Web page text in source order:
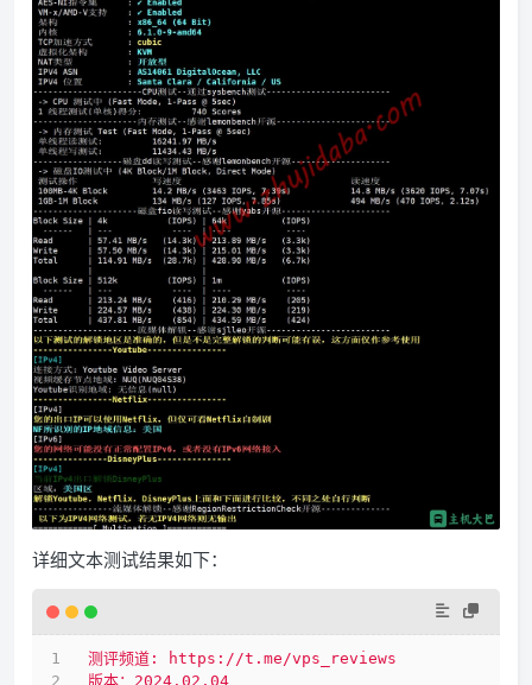
详细文本测试结果如下：
测评频道:
https://t.me/vps_reviews
版本：2024.02.04